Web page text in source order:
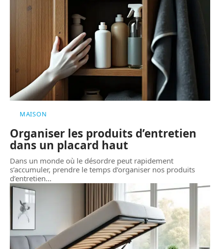
MAISON
Organiser les produits d’entretien
dans un placard haut
Dans un monde où le désordre peut rapidement
s’accumuler, prendre le temps d’organiser nos produits
d’entretien…